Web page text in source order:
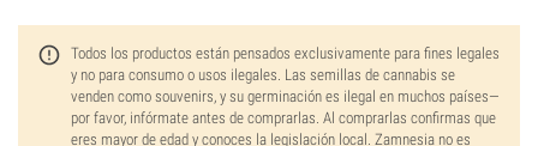
Todos los productos están pensados exclusivamente para fines legales
y no para consumo o usos ilegales. Las semillas de cannabis se
venden como souvenirs, y su germinación es ilegal en muchos países—
por favor, infórmate antes de comprarlas. Al comprarlas confirmas que
eres mayor de edad y conoces la legislación local. Zamnesia no es